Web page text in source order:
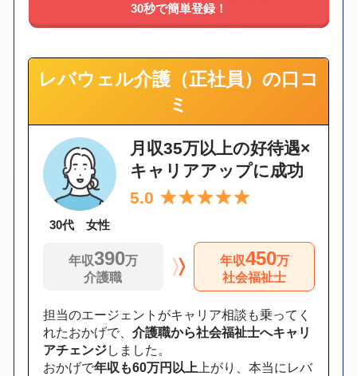
30秒で簡単登録！
レバウェル介護（正社員）の口コ
ミ
30代 女性
月収35万以上の好待遇×
キャリアアップに成功
5.0
年収390万
介護職
年収450万
社会福祉士
担当のエージェントがキャリア相談も乗ってく
れたおかげで、 介護職から社会福祉士へキャリ
アチェンジしました。
おかげで年収も60万円以上 上がり、本当にレバ